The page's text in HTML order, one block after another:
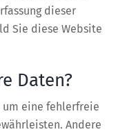
dieser
Sie diese Website
Daten?
um eine fehlerfreie
Andere